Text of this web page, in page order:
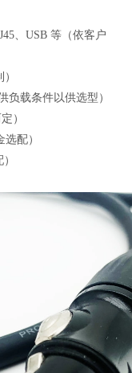
、USB 等（依客户
负载条件以供选型）
）
配）